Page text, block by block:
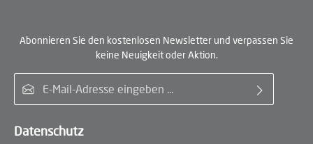
Abonnieren Sie den kostenlosen Newsletter und verpassen Sie
keine Neuigkeit oder Aktion.
Datenschutz